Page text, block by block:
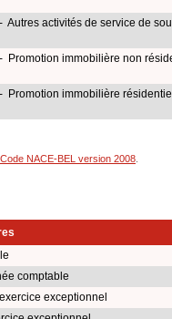
- Autres activités de service de
- Promotion immobilière non
- Promotion immobilière
NACE-BEL version 2008
comptable
exceptionnel